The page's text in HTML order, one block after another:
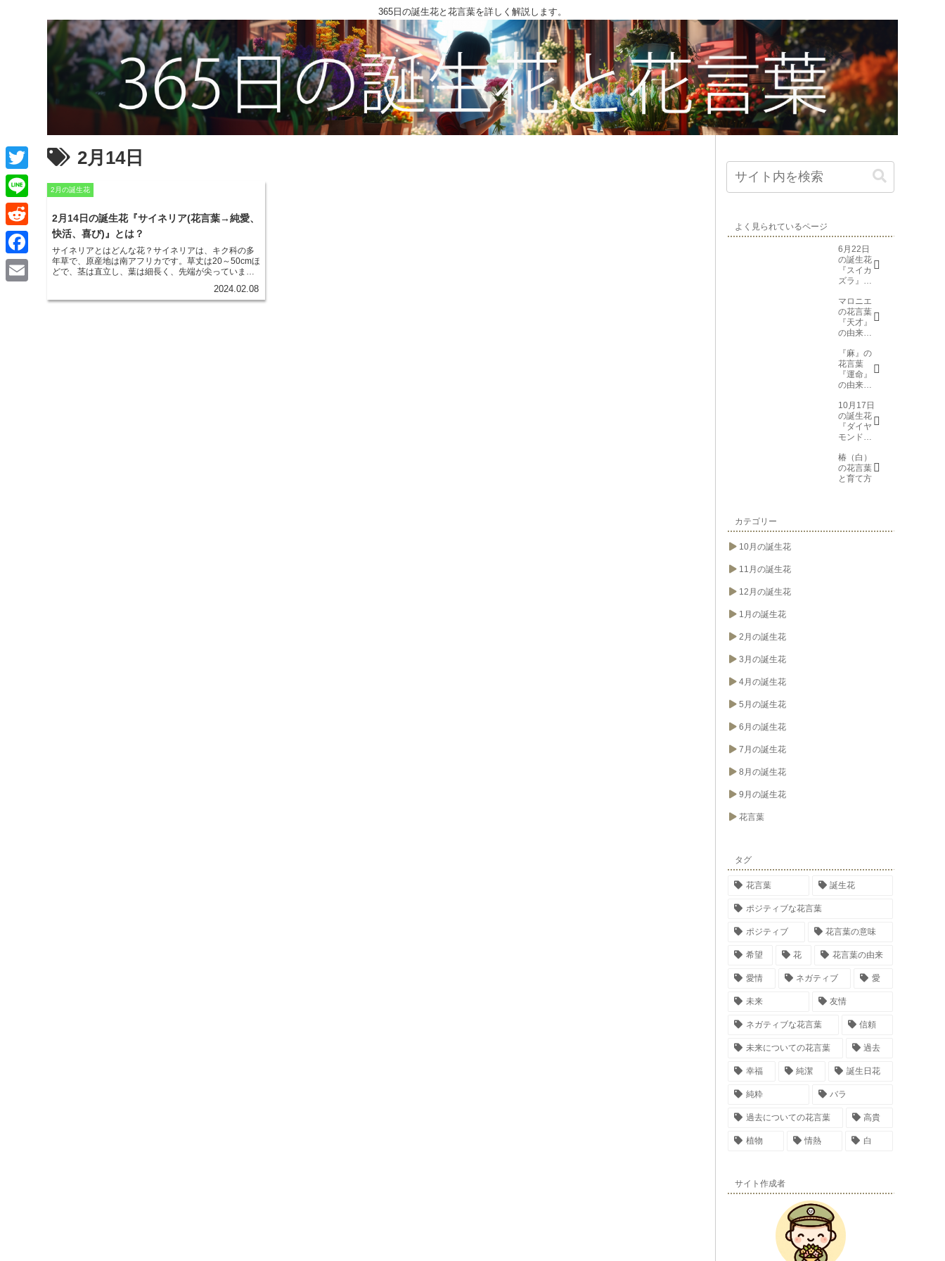
365日の誕生花と花言葉を詳しく解説します。
2月14日
2月の誕生花
2月14日の誕生花『サイネリア(花言葉→純愛、
快活、喜び)』とは？
サイネリアとはどんな花？ サイネリアは、キク科の多
年草で、原産地は南アフリカです。草丈は20～50cmほ
どで、茎は直立し、葉は細長く、先端が尖っていま
サイネリアは、日当たりと水はけの
良い場所を好みます。耐寒性は弱いので、冬は室内で
2024.02.08
よく見られているページ
6月22日
の誕生花
『スイカ
ズラ』花
来
マロニエ
の花言葉
『天才』
の由来と
『麻』の
花言葉
『運命』
の由来と
10月17日
の誕生花
『ダイヤ
モンドリ
葉→また
会う日を
楽しみ
椿（白）
の花言葉
と育て方
カテゴリー
10月の誕生花
11月の誕生花
12月の誕生花
1月の誕生花
2月の誕生花
3月の誕生花
4月の誕生花
5月の誕生花
6月の誕生花
7月の誕生花
8月の誕生花
9月の誕生花
花言葉
タグ
花言葉 誕生花
ポジティブな花言葉
ポジティブ 花言葉の意味
希望 花 花言葉の由来
愛情 ネガティブ 愛
未来 友情
ネガティブな花言葉 信頼
未来についての花言葉 過去
幸福 純潔 誕生日花
純粋 バラ
過去についての花言葉 高貴
植物 情熱 白
サイト作成者
T
w
i
t
L
i
n
e
R
e
d
F